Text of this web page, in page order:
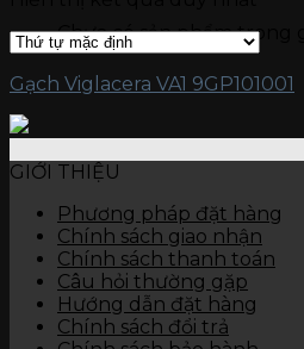
Gạch kích thước
Gạch ốp tường
Đá nung kết
Gạch kích
Gạch kích
Gạch kích
Gạch kích
Gạch kích thước
Gạch kích
Chưa có sản phẩm trong
Gạch Viglacera VA1 9GP101001
GIỚI THIỆU
Phương pháp đặt hàng
Chính sách giao nhận
Chính sách thanh toán
Câu hỏi thường gặp
Hướng dẫn đặt hàng
Chính sách đổi trả